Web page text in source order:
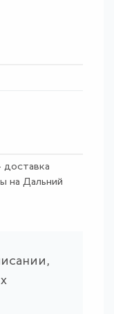
на Дальний